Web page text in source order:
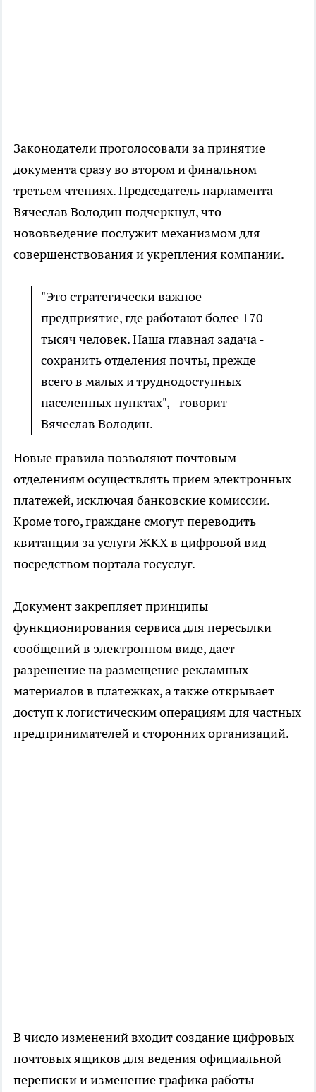
Законодатели проголосовали за принятие
документа сразу во втором и финальном
третьем чтениях. Председатель парламента
Вячеслав Володин подчеркнул, что
нововведение послужит механизмом для
совершенствования и укрепления компании.
"Это стратегически важное
предприятие, где работают более 170
тысяч человек. Наша главная задача -
сохранить отделения почты, прежде
всего в малых и труднодоступных
населенных пунктах", - говорит
Вячеслав Володин.
Новые правила позволяют почтовым
отделениям осуществлять прием электронных
платежей, исключая банковские комиссии.
Кроме того, граждане смогут переводить
квитанции за услуги ЖКХ в цифровой вид
посредством портала госуслуг.
Документ закрепляет принципы
функционирования сервиса для пересылки
сообщений в электронном виде, дает
разрешение на размещение рекламных
материалов в платежках, а также открывает
доступ к логистическим операциям для частных
предпринимателей и сторонних организаций.
В число изменений входит создание цифровых
почтовых ящиков для ведения официальной
переписки и изменение графика работы